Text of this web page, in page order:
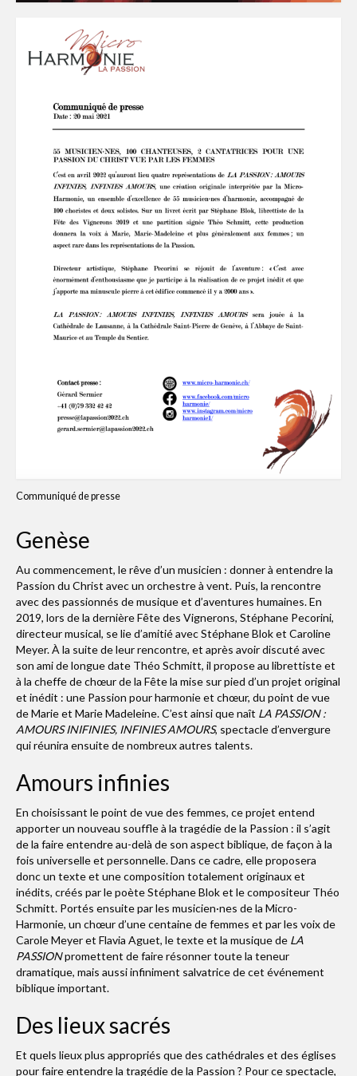
Communiqué de presse
Genèse
Au commencement, le rêve d’un musicien : donner à entendre la
Passion du Christ avec un orchestre à vent. Puis, la rencontre
avec des passionnés de musique et d’aventures humaines. En
2019, lors de la dernière Fête des Vignerons, Stéphane Pecorini,
directeur musical, se lie d’amitié avec Stéphane Blok et Caroline
Meyer. À la suite de leur rencontre, et après avoir discuté avec
son ami de longue date Théo Schmitt, il propose au librettiste et
à la cheffe de chœur de la Fête la mise sur pied d’un projet original
et inédit : une Passion pour harmonie et chœur, du point de vue
de Marie et Marie Madeleine. C’est ainsi que naît LA PASSION :
AMOURS INIFINIES, INFINIES AMOURS, spectacle d’envergure
qui réunira ensuite de nombreux autres talents.
Amours infinies
En choisissant le point de vue des femmes, ce projet entend
apporter un nouveau souffle à la tragédie de la Passion : il s’agit
de la faire entendre au-delà de son aspect biblique, de façon à la
fois universelle et personnelle. Dans ce cadre, elle proposera
donc un texte et une composition totalement originaux et
inédits, créés par le poète Stéphane Blok et le compositeur Théo
Schmitt. Portés ensuite par les musicien·nes de la Micro-
Harmonie, un chœur d’une centaine de femmes et par les voix de
Carole Meyer et Flavia Aguet, le texte et la musique de LA
PASSIONpromettent de faire résonner toute la teneur
dramatique, mais aussi infiniment salvatrice de cet événement
biblique important.
Des lieux sacrés
Et quels lieux plus appropriés que des cathédrales et des églises
pour faire entendre la tragédie de la Passion ? Pour ce spectacle,